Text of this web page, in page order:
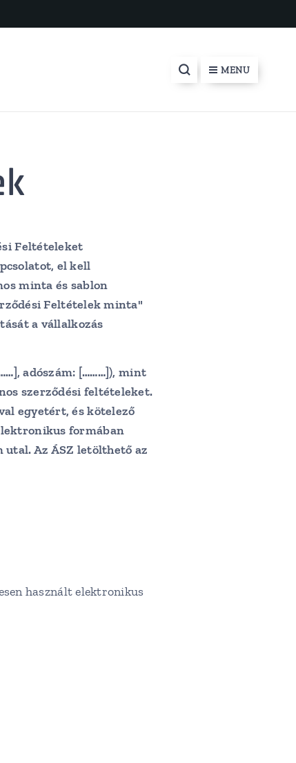
MENU
Feltételeket
el kell
minta és sablon
Feltételek minta"
a vállalkozás
, adószám: [………]), mint
szerződési feltételeket.
egyetért, és kötelező
formában
Az ÁSZ letölthető az
használt elektronikus